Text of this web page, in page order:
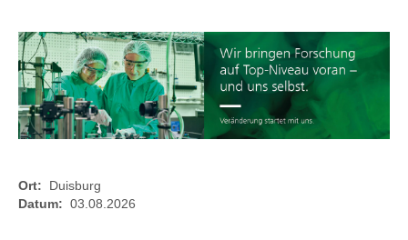
Ort: Duisburg
Datum: 03.08.2026